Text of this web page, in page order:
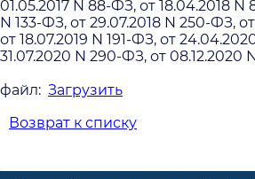
01.05.2017 N 88-ФЗ, от 18.04.2018 N
N 133-ФЗ, от 29.07.2018 N 250-ФЗ,
от 18.07.2019 N 191-ФЗ, от
31.07.2020 N 290-ФЗ, от 08.12.2020
файл: Загрузить
Возврат к списку